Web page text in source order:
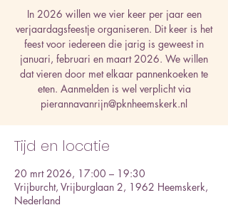
In 2026 willen we vier keer per jaar een
verjaardagsfeestje organiseren. Dit keer is het
feest voor iedereen die jarig is geweest in
januari, februari en maart 2026. We willen
dat vieren door met elkaar pannenkoeken te
eten. Aanmelden is wel verplicht via
pierannavanrijn@pknheemskerk.nl
Tijd en locatie
20 mrt 2026, 17:00 – 19:30
Vrijburcht, Vrijburglaan 2, 1962 Heemskerk,
Nederland